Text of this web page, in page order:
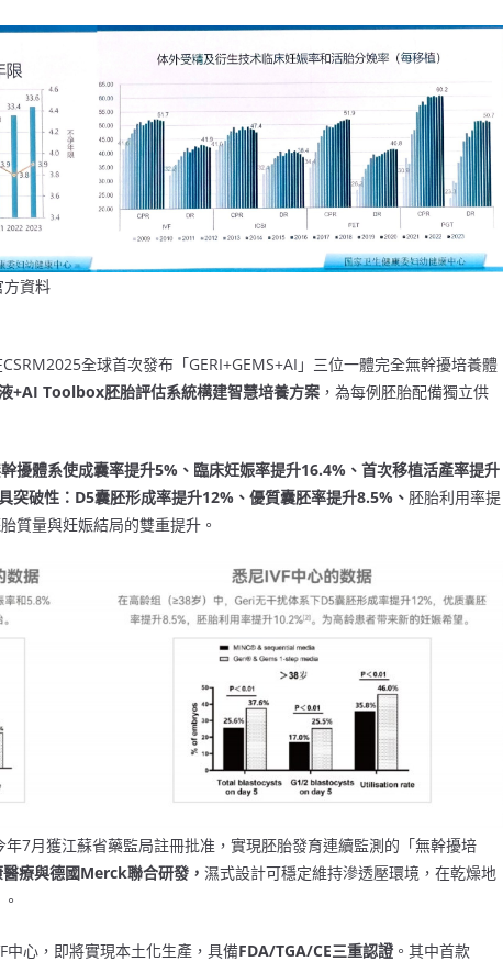
方資料
全球首次發布「GERI+GEMS+AI」三位一體完全無幹擾培養體
+AI Toolbox胚胎評估系統構建智慧培養方案 ，為每例胚胎配備獨立供
擾體系使成囊率提升5% 、臨床妊娠率提升16.4% 、首次移植活產率提升
突破性：D5囊胚形成率提升12% 、優質囊胚率提升8.5% 、 胚胎利用率提
質量與妊娠結局的雙重提升。
7月獲江蘇省藥監局註冊批准，實現胚胎發育連續監測的「無幹擾培
療與德國Merck聯合研發， 濕式設計可穩定維持滲透壓環境，在乾燥地
中心，即將實現本土化生產，具備FDA/TGA/CE三重認證 。其中首款